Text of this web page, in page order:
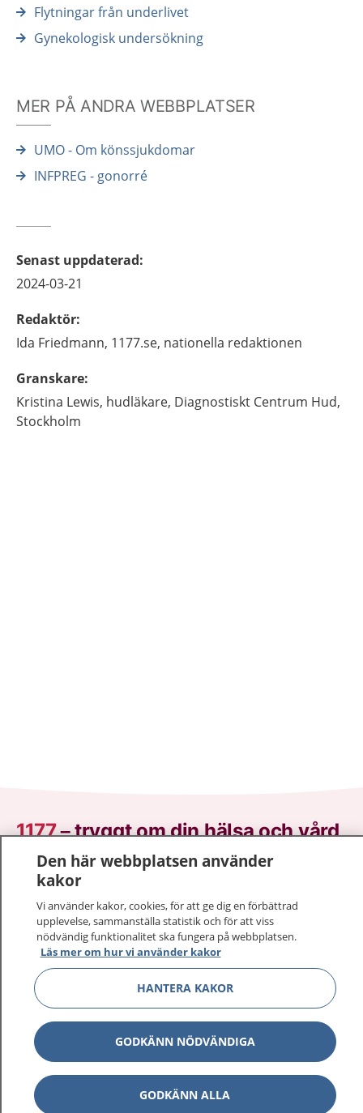
Flytningar från underlivet
Gynekologisk undersökning
MER PÅ ANDRA WEBBPLATSER
UMO - Om könssjukdomar
INFPREG - gonorré
Senast uppdaterad:
2024-03-21
Redaktör:
Ida Friedmann, 1177.se, nationella redaktionen
Granskare:
Kristina Lewis, hudläkare, Diagnostiskt Centrum Hud,
Stockholm
1177–tryggt om din hälsa och vård
På 1177.se får du råd om hälsa och information om
sjukdomar och vilka mottagningar du kan kontakta.
Logga in för att läsa din journal och göra dina
vårdärenden. Ring telefonnummer 1177 för
sjukvårdsrådgivning dygnet runt.
1177 ger dig råd när du vill må bättre.
1177 på flera språk
Den här webbplatsen använder
kakor
Vi använder kakor, cookies, för att ge dig en förbättrad
upplevelse, sammanställa statistik och för att viss
nödvändig funktionalitet ska fungera på webbplatsen.
Läs mer om hur vi använder kakor
HANTERA KAKOR
GODKÄNN NÖDVÄNDIGA
GODKÄNN ALLA